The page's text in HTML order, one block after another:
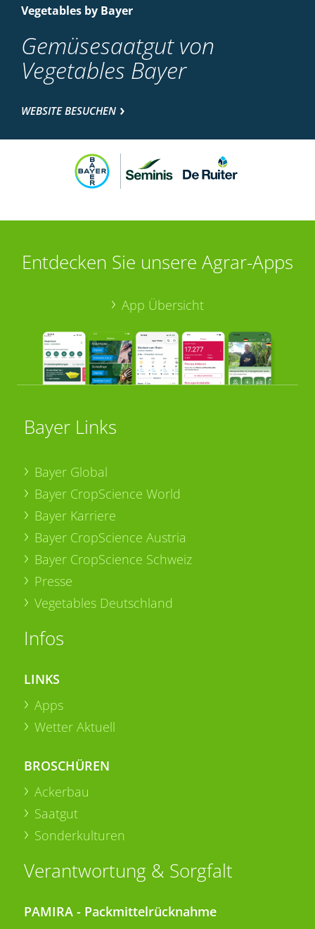
Vegetables by Bayer
Gemüsesaatgut von
Vegetables Bayer
WEBSITE BESUCHEN
Entdecken Sie unsere Agrar-Apps
App Übersicht
Bayer Links
Bayer Global
Bayer CropScience World
Bayer Karriere
Bayer CropScience Austria
Bayer CropScience Schweiz
Presse
Vegetables Deutschland
Infos
LINKS
Apps
Wetter Aktuell
BROSCHÜREN
Ackerbau
Saatgut
Sonderkulturen
Verantwortung & Sorgfalt
PAMIRA - Packmittelrücknahme